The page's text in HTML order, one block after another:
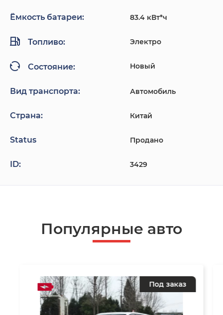
Ёмкость батареи: 83.4 кВт*ч
Топливо: Электро
Состояние: Новый
Вид транспорта: Автомобиль
Страна: Китай
Status Продано
ID: 3429
Популярные авто
Под заказ